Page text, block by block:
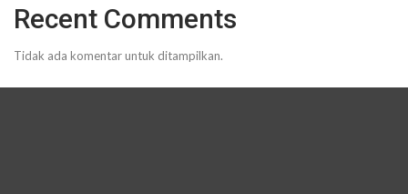
Recent Comments
Tidak ada komentar untuk ditampilkan.